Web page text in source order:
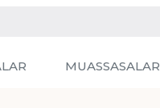
MUASSASALAR